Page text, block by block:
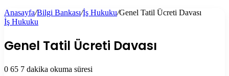
Anasayfa/Bilgi Bankası/İş Hukuku/Genel Tatil Ücreti Davası
İş Hukuku
Genel Tatil Ücreti Davası
0 65 7 dakika okuma süresi